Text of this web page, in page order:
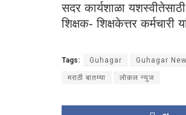
सदर कार्यशाळा
शिक्षक- शिक्षकेत्तर कर्मचारी
Tags: Guhagar Guhagar
मराठी बातम्या लोकल न्युज